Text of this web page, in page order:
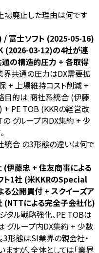
場廃止した理由は何です
富士ソフト (2025-05-16)
(2026-03-12)の4社が連
通の構造的圧力 + 各取得
界共通の圧力はDX需要拡
+ 上場維持コスト削減 +
目的は 商社系統合 (伊藤
+ PE TOB (KKRの経営改
グループ内DX集約 + 少
合 の3形態の違いは何で
伊藤忠 + 住友商事による
ト1社 (米KKRのSpecial
公開買付 + スクイーズア
(NTTによる完全子会社化)
タル戦略強化、PE TOBは
グループ内DX集約 + 少数
形態はSI業界の親会社・
すが、全体としては「業界